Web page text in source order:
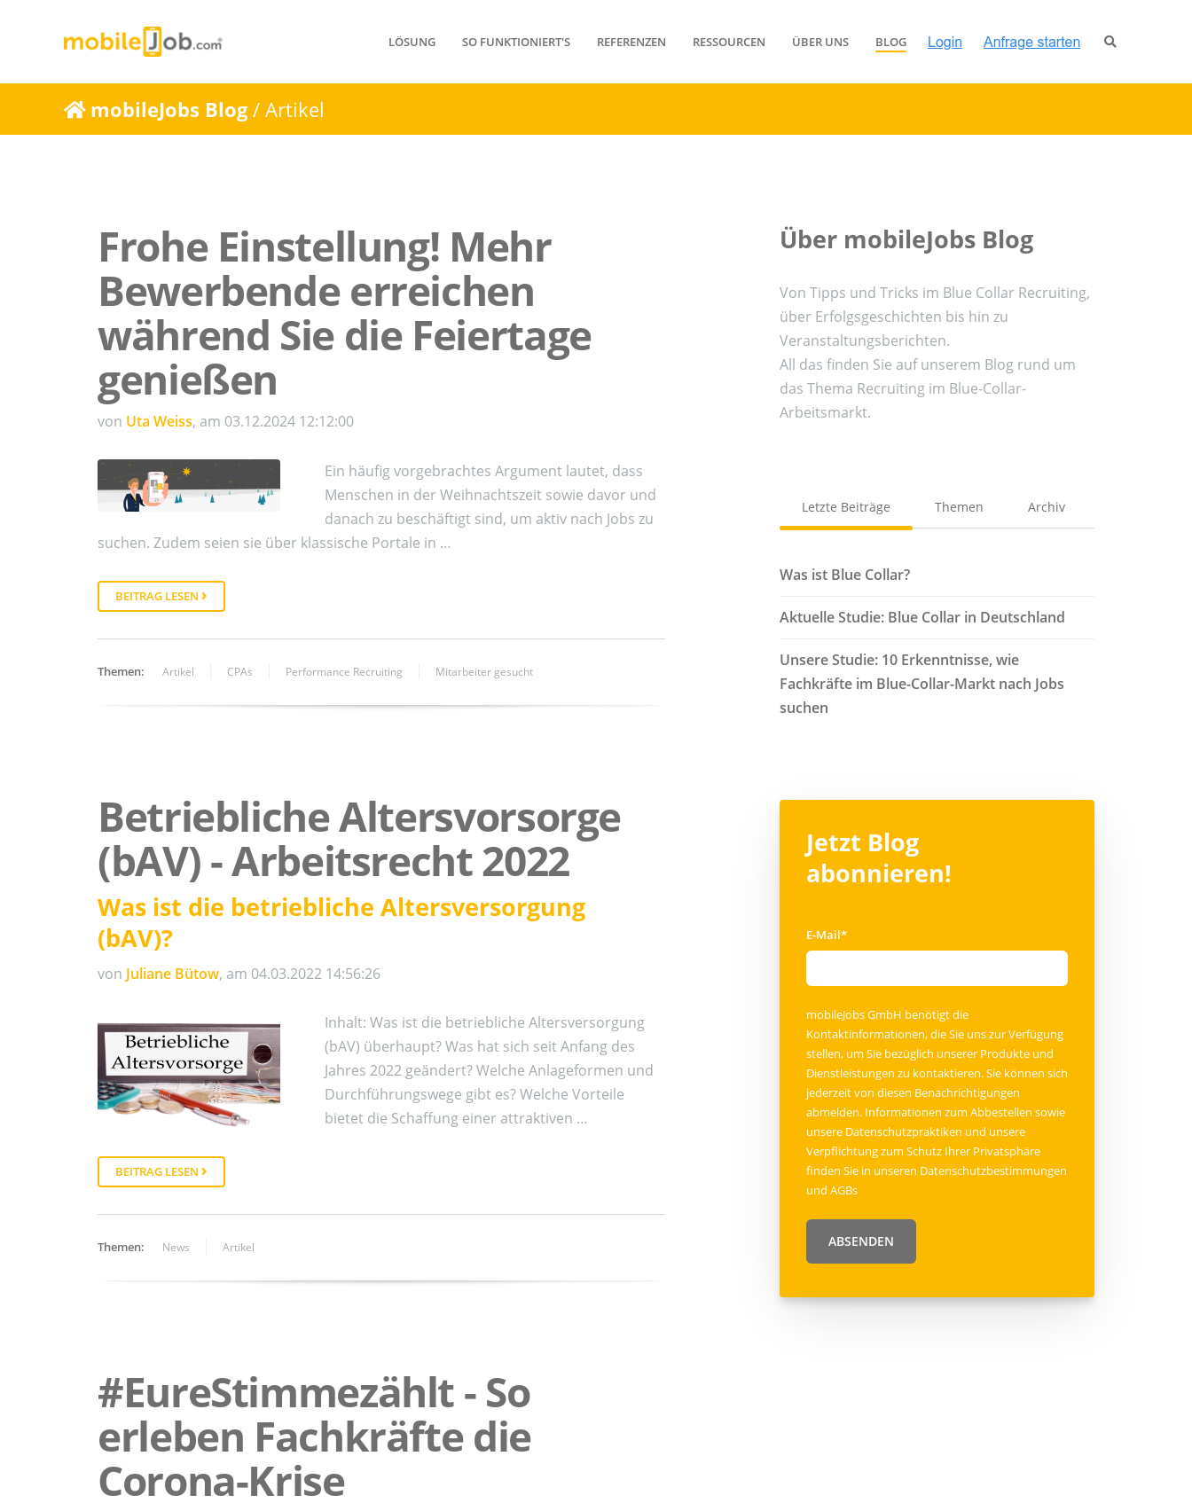
LÖSUNG SO FUNKTIONIERT'S REFERENZEN RESSOURCEN ÜBER UNS BLOG
mobileJobs Blog/ Artikel
Frohe Einstellung! Mehr
Bewerbende erreichen
während Sie die Feiertage
genießen
von Uta Weiss, am 03.12.2024 12:12:00
Ein häufig vorgebrachtes Argument lautet, dass
Menschen in der Weihnachtszeit sowie davor und
danach zu beschäftigt sind, um aktiv nach Jobs zu
suchen. Zudem seien sie über klassische Portale in …
BEITRAG LESEN
Themen: Artikel CPAs Performance Recruiting Mitarbeiter gesucht
Betriebliche Altersvorsorge
(bAV) - Arbeitsrecht 2022
Was ist die betriebliche Altersversorgung
(bAV)?
von Juliane Bütow, am 04.03.2022 14:56:26
Inhalt: Was ist die betriebliche Altersversorgung
(bAV) überhaupt? Was hat sich seit Anfang des
Jahres 2022 geändert? Welche Anlageformen und
Durchführungswege gibt es? Welche Vorteile
bietet die Schaffung einer attraktiven …
BEITRAG LESEN
Themen: News Artikel
#EureStimmezählt - So
erleben Fachkräfte die
Corona-Krise
Über mobileJobs Blog
Von Tipps und Tricks im Blue Collar Recruiting,
über Erfolgsgeschichten bis hin zu
Veranstaltungsberichten.
All das finden Sie auf unserem Blog rund um
das Thema Recruiting im Blue-Collar-
Arbeitsmarkt.
Letzte Beiträge Themen Archiv
Was ist Blue Collar?
Aktuelle Studie: Blue Collar in Deutschland
Unsere Studie: 10 Erkenntnisse, wie
Fachkräfte im Blue-Collar-Markt nach Jobs
suchen
Jetzt Blog
abonnieren!
E-Mail*
mobileJobs GmbH benötigt die
Kontaktinformationen, die Sie uns zur Verfügung
stellen, um Sie bezüglich unserer Produkte und
Dienstleistungen zu kontaktieren. Sie können sich
jederzeit von diesen Benachrichtigungen
abmelden. Informationen zum Abbestellen sowie
unsere Datenschutzpraktiken und unsere
Verpflichtung zum Schutz Ihrer Privatsphäre
finden Sie in unseren Datenschutzbestimmungen
und AGBs